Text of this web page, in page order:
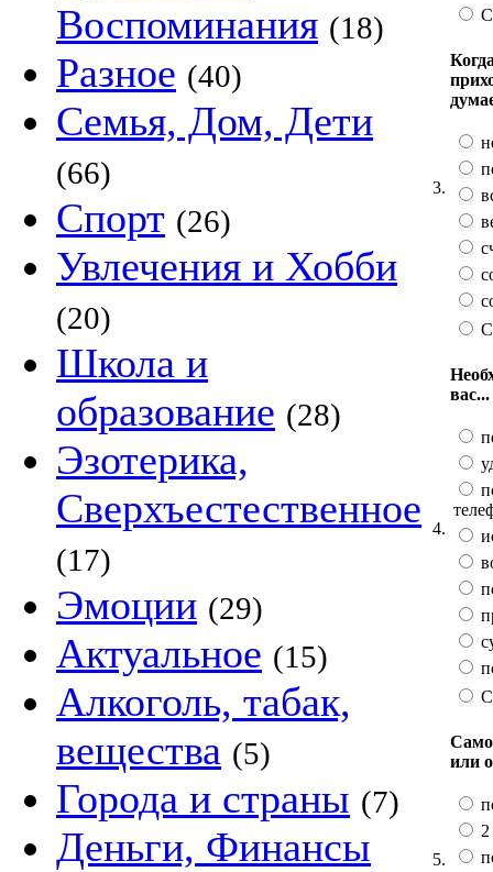
Воспоминания (18)
Разное (40)
Семья, Дом, Дети
(66)
Спорт (26)
Увлечения и Хобби
(20)
Школа и
образование (28)
Эзотерика,
Сверхъестественное
(17)
Эмоции (29)
Актуальное (15)
Алкоголь, табак,
вещества (5)
Города и страны (7)
Деньги, Финансы
3.
4.
вас...
5.
или
2